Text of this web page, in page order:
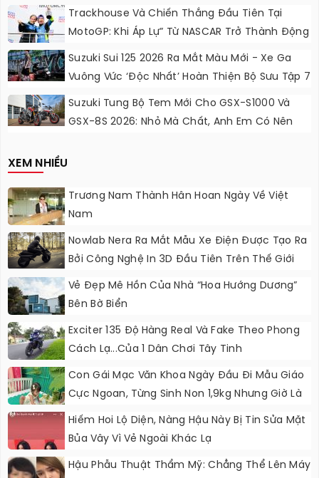
Chơi, Thêm Cá Tính
Trackhouse Và Chiến Thắng Đầu Tiên Tại
MotoGP: Khi Áp Lự” Từ NASCAR Trở Thành Động
Lực Ngọt Ngào
Suzuki Sui 125 2026 Ra Mắt Màu Mới - Xe Ga
Vuông Vức ‘độc Nhất’ Hoàn Thiện Bộ Sưu Tập 7
Sắc Cầu Vồng
Suzuki Tung Bộ Tem Mới Cho GSX-S1000 Và
GSX-8S 2026: Nhỏ Mà Chất, Anh Em Có Nên
XEM NHIỀU
Trương Nam Thành Hân Hoan Ngày Về Việt
Nam
Nowlab Nera Ra Mắt Mẫu Xe Điện Được Tạo Ra
Bởi Công Nghệ In 3D Đầu Tiên Trên Thế Giới
Vẻ Đẹp Mê Hồn Của Nhà “hoa Hướng Dương”
Bên Bờ Biển
Exciter 135 Độ Hàng Real Và Fake Theo Phong
Cách Lạ...của 1 Dân Chơi Tây Tinh
Con Gái Mạc Văn Khoa Ngày Đầu Đi Mẫu Giáo
Cực Ngoan, Từng Sinh Non 1,9kg Nhưng Giờ Là
Học Sinh Cao Nhất Lớp
Hiếm Hoi Lộ Diện, Nàng Hậu Này Bị Tin Sửa Mặt
Bủa Vây Vì Vẻ Ngoài Khác Lạ
Hậu Phẫu Thuật Thẩm Mỹ: Chẳng Thể Lên Máy